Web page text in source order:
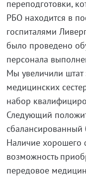
переподготовки,
РБО находится в
госпиталями
было проведено
персонала
Мы увеличили штат
медицинских
набор
Следующий
Наличие хорошего
возможность
передовое